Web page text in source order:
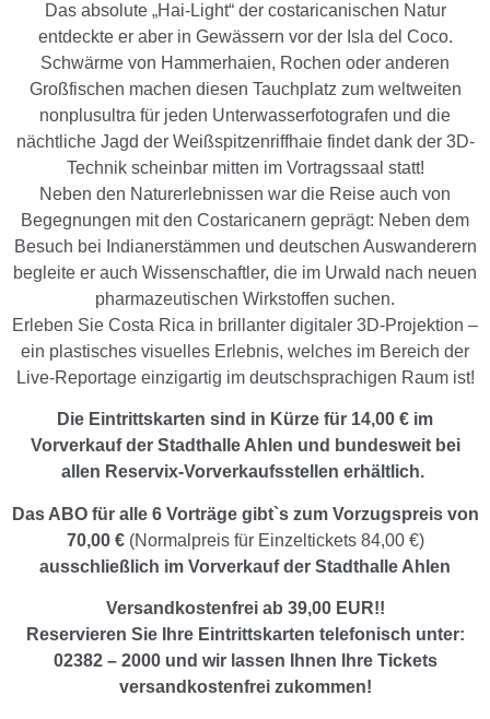
Das absolute „Hai-Light“ der costaricanischen Natur
entdeckte er aber in Gewässern vor der Isla del Coco.
Schwärme von Hammerhaien, Rochen oder anderen
Großfischen machen diesen Tauchplatz zum weltweiten
nonplusultra für jeden Unterwasserfotografen und die
nächtliche Jagd der Weißspitzenriffhaie findet dank der 3D-
Technik scheinbar mitten im Vortragssaal statt!
Neben den Naturerlebnissen war die Reise auch von
Begegnungen mit den Costaricanern geprägt: Neben dem
Besuch bei Indianerstämmen und deutschen Auswanderern
begleite er auch Wissenschaftler, die im Urwald nach neuen
pharmazeutischen Wirkstoffen suchen.
Erleben Sie Costa Rica in brillanter digitaler 3D-Projektion –
ein plastisches visuelles Erlebnis, welches im Bereich der
Live-Reportage einzigartig im deutschsprachigen Raum ist!
Die Eintrittskarten sind in Kürze für 14,00 € im
Vorverkauf der Stadthalle Ahlen und bundesweit bei
allen Reservix-Vorverkaufsstellen erhältlich.
Das ABO für alle 6 Vorträge gibt`s zum Vorzugspreis von
70,00 €(Normalpreis für Einzeltickets 84,00 €)
ausschließlich im Vorverkauf der Stadthalle Ahlen
Versandkostenfrei ab 39,00 EUR!!
Reservieren Sie Ihre Eintrittskarten telefonisch unter:
02382 – 2000 und wir lassen Ihnen Ihre Tickets
versandkostenfrei zukommen!